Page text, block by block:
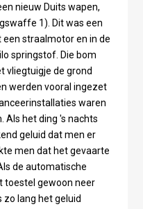
nieuw Duits wapen,
1). Dit was een
straalmotor en in de
springstof. Die bom
vliegtuigje de grond
werden vooral ingezet
waren
Als het ding 's nachts
geluid dat men er
men dat het gevaarte
de automatische
toestel gewoon neer
zo lang het geluid